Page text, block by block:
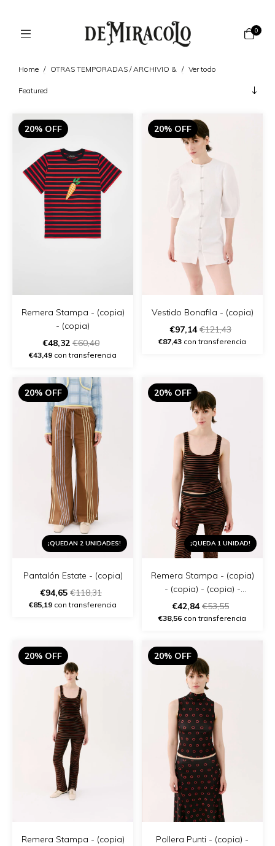
0
Home / OTRAS TEMPORADAS / ARCHIVIO & / Ver todo
20% OFF
Remera Stampa - (copia)
- (copia)
€48,32 €60,40
€43,49 con transferencia
20% OFF
Vestido Bonafila - (copia)
€97,14€121,43
€87,43 con transferencia
20% OFF
¡QUEDAN 2 UNIDADES!
Pantalón Estate - (copia)
€94,65 €118,31
€85,19 con transferencia
20% OFF
¡QUEDA 1 UNIDAD!
Remera Stampa - (copia)
- (copia) - (copia) -
(copia) - (copia) - (copia)
€42,84€53,55
€38,56 con transferencia
20% OFF
Remera Stampa - (copia)
20% OFF
Pollera Punti - (copia) -